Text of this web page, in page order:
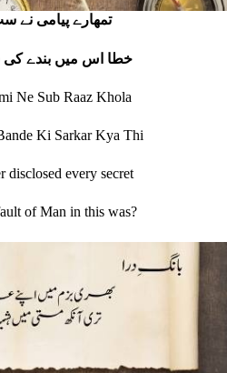
تمھارے پيامی نے
خطا اس ميں بندے کی
Ne Sub Raaz Khola
Ki Sarkar Kya Thi
disclosed every secret
of Man in this was?